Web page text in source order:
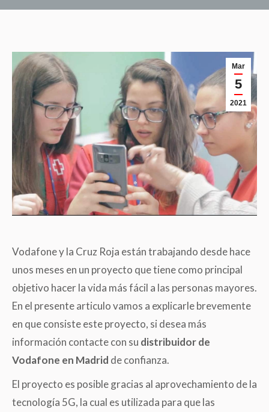
Mar
5
2021
Vodafone y la Cruz Roja están trabajando desde hace
unos meses en un proyecto que tiene como principal
objetivo hacer la vida más fácil a las personas mayores.
En el presente articulo vamos a explicarle brevemente
en que consiste este proyecto, si desea más
información contacte con su distribuidor de
Vodafone en Madrid de confianza.
El proyecto es posible gracias al aprovechamiento de la
tecnología 5G, la cual es utilizada para que las